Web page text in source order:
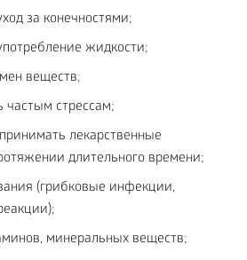
за конечностями;
жидкости;
веществ;
частым стрессам;
лекарственные
длительного времени;
(грибковые инфекции,
минеральных веществ;